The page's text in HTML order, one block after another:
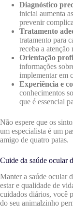
Diagnóstico
inicial aumenta
prevenir
Tratamento
tratamento para
receba a atenção
Orientação
informações
implementar em
Experiência e
conhecimentos
que é essencial
Não espere que os
um especialista é um
amigo de quatro patas.
Cuide da saúde ocular
Manter a saúde ocular
estar e qualidade de
cuidados diários, você
do seu animalzinho